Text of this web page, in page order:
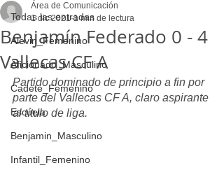
Todas las entradas
Alevin_Femenino
Aficionado_Masculino
Cadete_Femenino
Escuela
Benjamin_Masculino
Infantil_Femenino
Benjamín Federado 0 - 4
Vallecas CF A
Área de Comunicación
1 dic 2021 1 min de lectura
Partido dominado de principio a fin por
parte del Vallecas CF A, claro aspirante
al título de liga.